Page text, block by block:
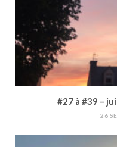
#27 à #39 –
26